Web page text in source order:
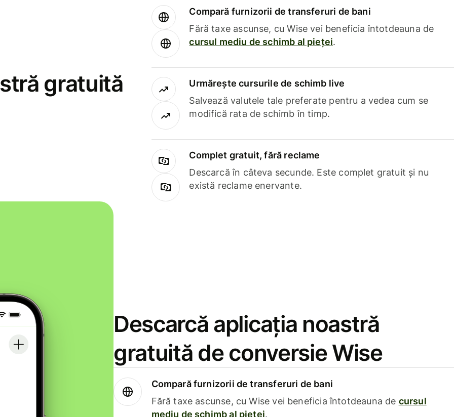
gratuită
Compară furnizorii de transferuri de bani
Fără taxe ascunse, cu Wise vei beneficia întotdeauna de
cursul mediu de schimb al pieței.
Urmărește cursurile de schimb live
Salvează valutele tale preferate pentru a vedea cum se
modifică rata de schimb în timp.
Complet gratuit, fără reclame
Descarcă în câteva secunde. Este complet gratuit și nu
există reclame enervante.
Descarcă aplicația noastră
gratuită de conversie Wise
Compară furnizorii de transferuri de bani
Fără taxe ascunse, cu Wise vei beneficia întotdeauna de cursul
mediu de schimb al pieței.